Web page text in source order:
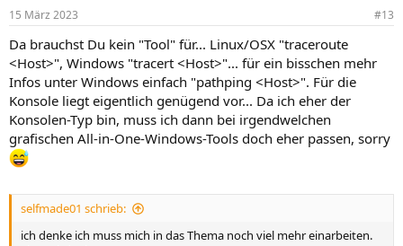
e
:
15 März 2023 #13
Da brauchst Du kein "Tool" für... Linux/OSX "traceroute
<Host>", Windows "tracert <Host>"... für ein bisschen mehr
Infos unter Windows einfach "pathping <Host>". Für die
Konsole liegt eigentlich genügend vor... Da ich eher der
Konsolen-Typ bin, muss ich dann bei irgendwelchen
grafischen All-in-One-Windows-Tools doch eher passen, sorry
selfmade01 schrieb:
ich denke ich muss mich in das Thema noch viel mehr einarbeiten.